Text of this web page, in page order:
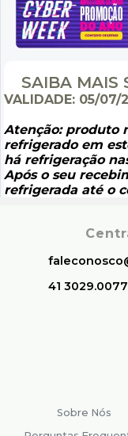
SAIBA MAIS
VALIDADE: 05/07/
Atenção: produto
refrigerado em
há refrigeração
Após o seu
refrigerada até o
41 3029.0077
Sobre Nós